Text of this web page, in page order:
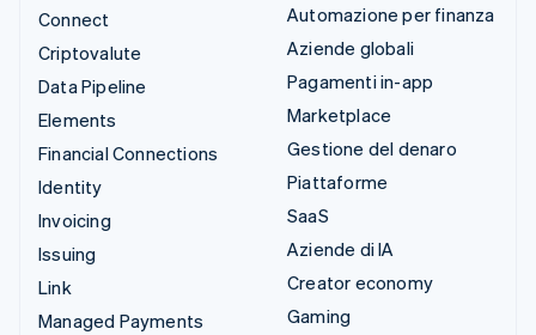
Connect
Criptovalute
Data Pipeline
Elements
Financial Connections
Identity
Invoicing
Issuing
Link
Managed Payments
Automazione per finanza
Aziende globali
Pagamenti in-app
Marketplace
Gestione del denaro
Piattaforme
SaaS
Aziende di IA
Creator economy
Gaming